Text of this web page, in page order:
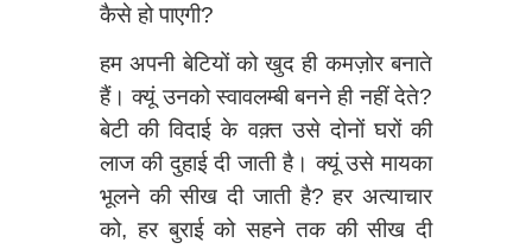
कैसे हो पाएगी?
हम अपनी बेटियों को खुद ही कमज़ोर बनाते
हैं। क्यूं उनको स्वावलम्बी बनने ही नहीं देते?
बेटी की विदाई के वक़्त उसे दोनों घरों की
लाज की दुहाई दी जाती है। क्यूं उसे मायका
भूलने की सीख दी जाती है? हर अत्याचार
को, हर बुराई को सहने तक की सीख दी